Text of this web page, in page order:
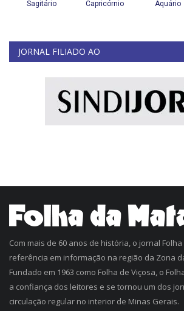
JORNAL FILIADO AO
Com mais de 60 anos de história, o jornal
referência em informação na região da Zona
Fundado em 1963 como Folha de Viçosa, o
a confiança dos leitores e se tornou um dos
circulação regular no interior de Minas Gerais.